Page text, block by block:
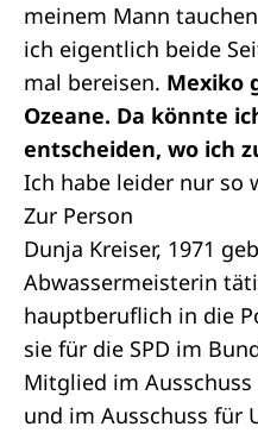
meinem Mann
ich eigentlich beide
mal bereisen. Mexiko
Ozeane. Da könnte
entscheiden, wo ich
Ich habe leider nur so
Zur Person
Dunja Kreiser, 1971
Abwassermeisterin
hauptberuflich in die
sie für die SPD im
Mitglied im
und im Ausschuss für